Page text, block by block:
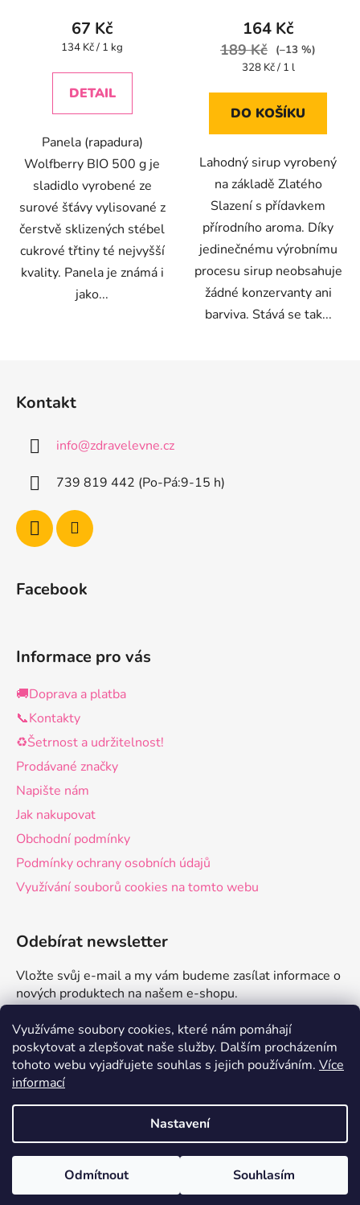
Využíváme soubory cookies, které nám pomáhají
poskytovat a zlepšovat naše služby. Dalším procházením
tohoto webu vyjadřujete souhlas s jejich používáním. Více
informací
Nastavení
Odmítnout Souhlasím
67 Kč
Měrná
134 Kč / 1 kg
DETAIL
Panela (rapadura)
Wolfberry BIO 500 g je
sladidlo vyrobené ze
surové šťávy vylisované z
čerstvě sklizených stébel
cukrové třtiny té nejvyšší
kvality. Panela je známá i
jako...
164 Kč
189 Kč
(–13 %)
Měrná
328 Kč / 1 l
DO KOŠÍKU
Lahodný sirup vyrobený
na základě Zlatého
Slazení s přídavkem
přírodního aroma. Díky
jedinečnému výrobnímu
procesu sirup neobsahuje
žádné konzervanty ani
barviva. Stává se tak...
Kontakt
info@zdravelevne.cz
739 819 442 (Po-Pá:9-15 h)
Facebook
Informace pro vás
🚚Doprava a platba
📞Kontakty
♻️Šetrnost a udržitelnost!
Prodávané značky
Napište nám
Jak nakupovat
Obchodní podmínky
Podmínky ochrany osobních údajů
Využívání souborů cookies na tomto webu
Odebírat newsletter
Vložte svůj e-mail a my vám budeme zasílat informace o
nových produktech na našem e-shopu.
E-mail
PŘIHLÁSIT SE
Vytvořil Shoptet
Copyright 2026
. Všechna práva
vyhrazena.